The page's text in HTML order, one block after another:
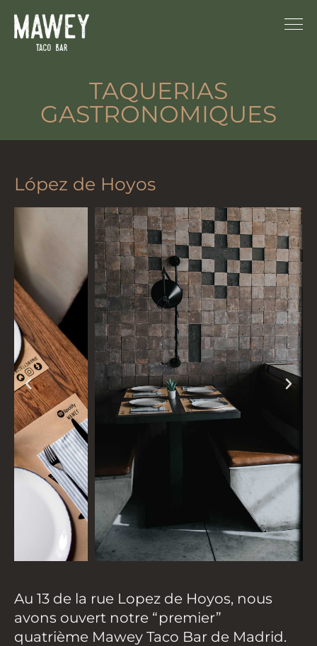
TAQUERIAS
GASTRONOMIQUES
López de Hoyos
Au 13 de la rue Lopez de Hoyos, nous
avons ouvert notre “premier”
quatrième Mawey Taco Bar de Madrid.